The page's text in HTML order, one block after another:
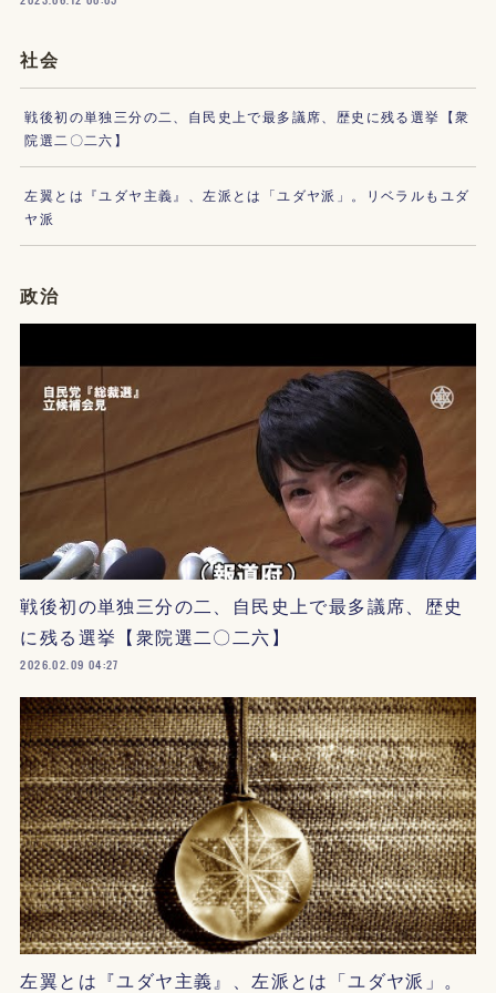
社会
戦後初の単独三分の二、自民史上で最多議席、歴史に残る選挙【衆
院選二〇二六】
左翼とは『ユダヤ主義』、左派とは「ユダヤ派」。リベラルもユダ
ヤ派
政治
戦後初の単独三分の二、自民史上で最多議席、歴史
に残る選挙【衆院選二〇二六】
2026.02.09 04:27
左翼とは『ユダヤ主義』、左派とは「ユダヤ派」。